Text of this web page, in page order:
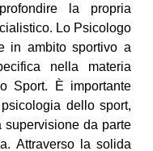
la propria
Lo Psicologo
in ambito sportivo a
nella materia
Sport. È importante
dello sport,
da parte
Attraverso la solida